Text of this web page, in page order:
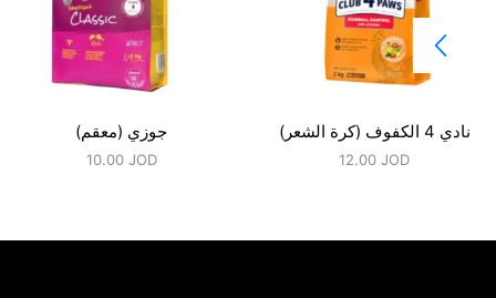
نادي 4 الكفوف (كرة الشعر)
12.00JOD
جوزي (معقم)
10.00 JOD